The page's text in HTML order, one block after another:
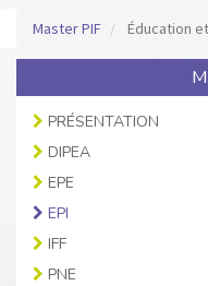
Master PIF
Éducation
PRÉSENTATION
DIPEA
EPE
EPI
IFF
PNE